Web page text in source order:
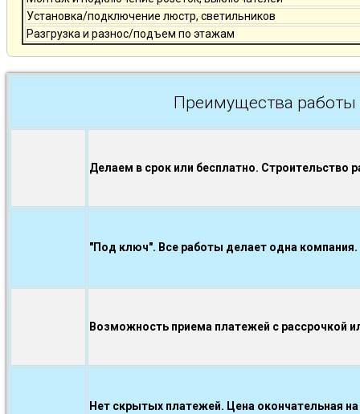
Установка/подключение люстр, светильников
Разгрузка и разнос/подъем по этажам
Преимущества
Делаем в срок или бесплатно. Строительство
"Под ключ". Все работы делает одна компания.
Возможность приема платежей с рассрочкой
Нет скрытых платежей. Цена окончательная